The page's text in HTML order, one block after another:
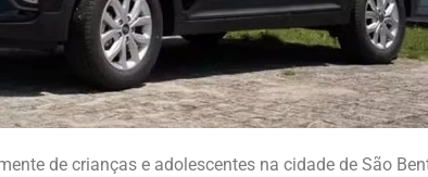
de crianças e adolescentes na cidade de São